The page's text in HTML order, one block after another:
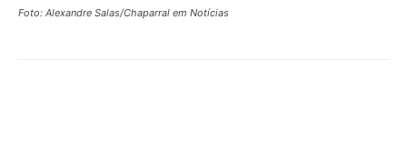
Foto: Alexandre Salas/Chaparral em Notícias